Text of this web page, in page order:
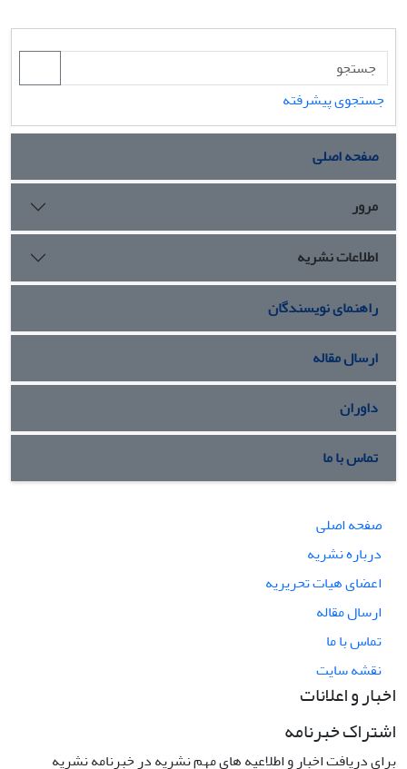
جستجوی پیشرفته
صفحه اصلی
مرور
اطلاعات نشریه
راهنمای نویسندگان
ارسال مقاله
داوران
تماس با ما
صفحه اصلی
درباره نشریه
اعضای هیات تحریریه
ارسال مقاله
تماس با ما
نقشه سایت
اخبار و اعلانات
اشتراک خبرنامه
برای دریافت اخبار و اطلاعیه های مهم نشریه در خبرنامه نشریه